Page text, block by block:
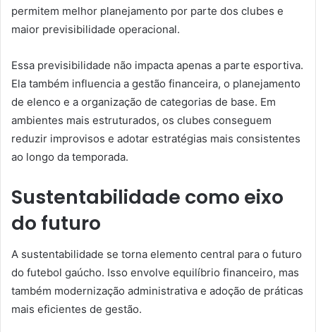
permitem melhor planejamento por parte dos clubes e
maior previsibilidade operacional.
Essa previsibilidade não impacta apenas a parte esportiva.
Ela também influencia a gestão financeira, o planejamento
de elenco e a organização de categorias de base. Em
ambientes mais estruturados, os clubes conseguem
reduzir improvisos e adotar estratégias mais consistentes
ao longo da temporada.
Sustentabilidade como eixo
do futuro
A sustentabilidade se torna elemento central para o futuro
do futebol gaúcho. Isso envolve equilíbrio financeiro, mas
também modernização administrativa e adoção de práticas
mais eficientes de gestão.